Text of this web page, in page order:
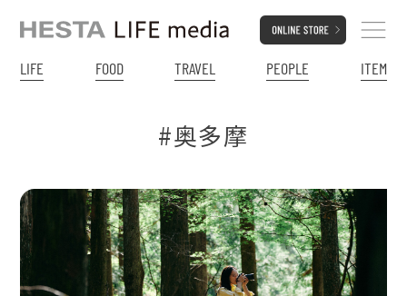
LIFE FOOD TRAVEL PEOPLE ITEM
#奥多摩